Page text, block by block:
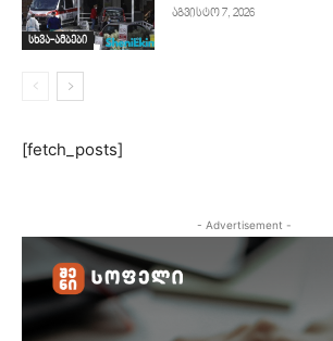
სხვა-ამბები
აგვისტო 7, 2026
[fetch_posts]
- Advertisement -